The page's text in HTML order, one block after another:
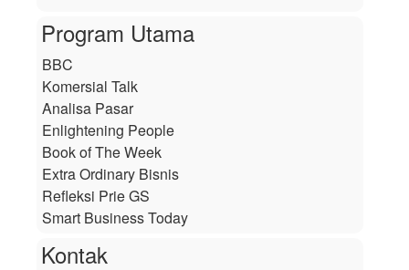
Program Utama
BBC
Komersial Talk
Analisa Pasar
Enlightening People
Book of The Week
Extra Ordinary Bisnis
Refleksi Prie GS
Smart Business Today
Kontak